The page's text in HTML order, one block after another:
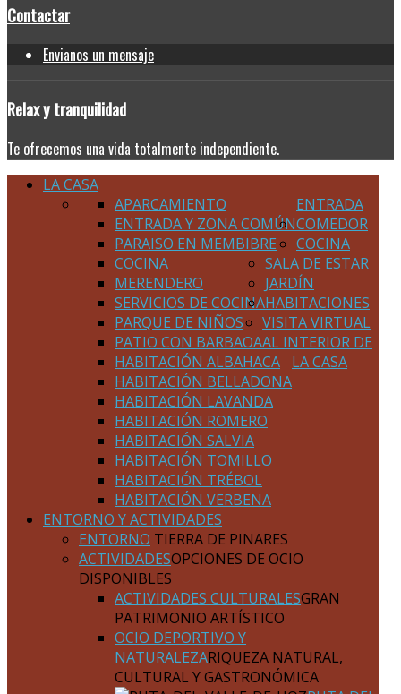
Contactar
Envianos un mensaje
Relaxy tranquilidad
Te ofrecemos una vida totalmente independiente.
LA CASA
ENTRADA
APARCAMIENTO
ENTRADA Y ZONA COMÚN
PARAISO EN MEMBIBRE
COMEDOR
COCINA
COCINA
MERENDERO
SERVICIOS DE COCINA
SALA DE ESTAR
JARDÍN
PARQUE DE NIÑOS
PATIO CON BARBAOA
HABITACIONES
HABITACIÓN ALBAHACA
HABITACIÓN BELLADONA
HABITACIÓN LAVANDA
HABITACIÓN ROMERO
HABITACIÓN SALVIA
HABITACIÓN TOMILLO
HABITACIÓN TRÉBOL
HABITACIÓN VERBENA
VISITA VIRTUAL
AL INTERIOR DE
LA CASA
ENTORNO Y ACTIVIDADES
ENTORNO TIERRA DE PINARES
ACTIVIDADESOPCIONES DE OCIO
DISPONIBLES
ACTIVIDADES CULTURALESGRAN
PATRIMONIO ARTÍSTICO
OCIO DEPORTIVO Y
NATURALEZARIQUEZA NATURAL,
CULTURAL Y GASTRONÓMICA